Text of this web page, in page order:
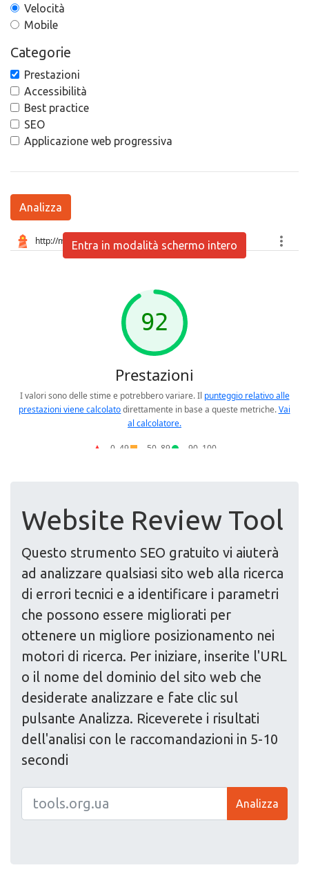
Velocità
Mobile
Categorie
Prestazioni
Accessibilità
Best practice
SEO
Applicazione web progressiva
Analizza
Entra in modalità schermo intero
Website Review Tool
Questo strumento SEO gratuito vi aiuterà
ad analizzare qualsiasi sito web alla ricerca
di errori tecnici e a identificare i parametri
che possono essere migliorati per
ottenere un migliore posizionamento nei
motori di ricerca. Per iniziare, inserite l'URL
o il nome del dominio del sito web che
desiderate analizzare e fate clic sul
pulsante Analizza. Riceverete i risultati
dell'analisi con le raccomandazioni in 5-10
secondi
Analizza